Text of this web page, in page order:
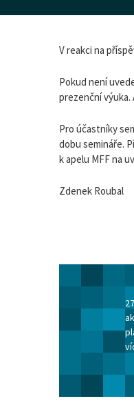
V reakci na
Pokud není
prezenční
Pro účastníky
dobu semináře.
k apelu MFF na
Zdenek Roubal